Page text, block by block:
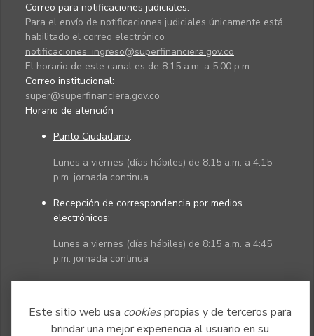
Este sitio web usa cookiespropias y de terceros para
brindar una mejor experiencia al usuario en su
Correo para notificaciones judiciales:
Para el envío de notificaciones judiciales únicamente está
habilitado el correo electrónico
notificaciones_ingreso@superfinanciera.gov.co
El horario de este canal es de 8:15 a.m. a 5:00 p.m.
Correo institucional:
super@superfinanciera.gov.co
Horario de atención
Punto Ciudadano:
Lunes a viernes (días hábiles) de 8:15 a.m. a 4:15
p.m. jornada continua
Recepción de correspondencia por medios
electrónicos:
Lunes a viernes (días hábiles) de 8:15 a.m. a 4:45
p.m. jornada continua